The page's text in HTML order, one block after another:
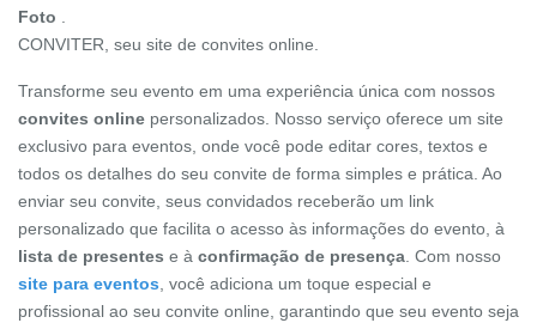
Foto
CONVITER, seu site de convites online.
Transforme seu evento em uma experiência única com nossos
convites online personalizados. Nosso serviço oferece um site
exclusivo para eventos, onde você pode editar cores, textos e
todos os detalhes do seu convite de forma simples e prática. Ao
enviar seu convite, seus convidados receberão um link
personalizado que facilita o acesso às informações do evento, à
lista de presentes e à confirmação de presença . Com nosso
site para eventos , você adiciona um toque especial e
profissional ao seu convite online, garantindo que seu evento seja